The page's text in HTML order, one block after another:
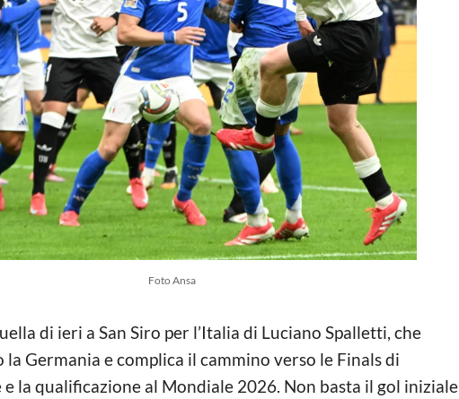
Foto Ansa
di ieri a San Siro per l’Italia di Luciano Spalletti, che
Germania e complica il cammino verso le Finals di
e la qualificazione al Mondiale 2026. Non basta il gol iniziale